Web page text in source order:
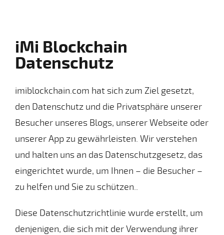
iMi Blockchain
Datenschutz
imiblockchain.com hat sich zum Ziel gesetzt,
den Datenschutz und die Privatsphäre unserer
Besucher unseres Blogs, unserer Webseite oder
unserer App zu gewährleisten. Wir verstehen
und halten uns an das Datenschutzgesetz, das
eingerichtet wurde, um Ihnen – die Besucher –
zu helfen und Sie zu schützen..
Diese Datenschutzrichtlinie wurde erstellt, um
denjenigen, die sich mit der Verwendung ihrer